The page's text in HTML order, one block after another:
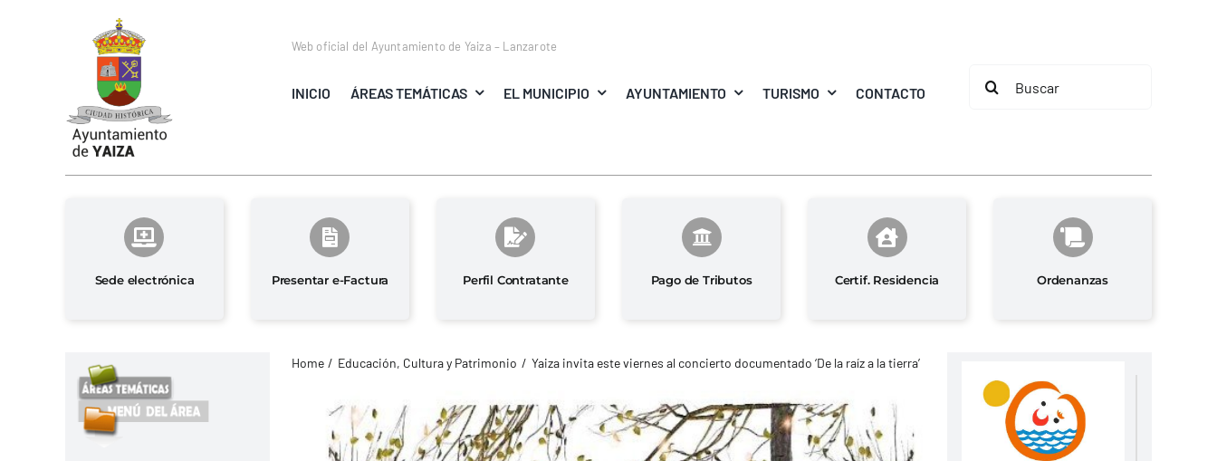
Web oficial del Ayuntamiento de Yaiza – Lanzarote
INICIO ÁREAS TEMÁTICAS EL MUNICIPIO AYUNTAMIENTO TURISMO CONTACTO
Buscar:
Sede electrónica Presentar e-Factura Perfil Contratante Pago de Tributos Certif. Residencia Ordenanzas
Home Educación, Cultura y Patrimonio Yaiza invita este viernes al concierto documentado ‘De la raíz a la tierra’